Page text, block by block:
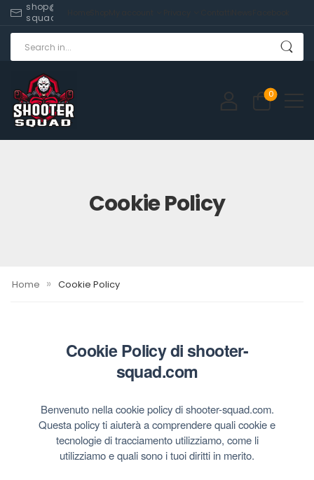
shop@shooter-
squad.com
0
Cookie Policy
Home » Cookie Policy
Cookie Policy di shooter-
squad.com
Benvenuto nella cookie policy di shooter-squad.com.
Questa policy ti aiuterà a comprendere quali cookie e
tecnologie di tracciamento utilizziamo, come li
utilizziamo e quali sono i tuoi diritti in merito.